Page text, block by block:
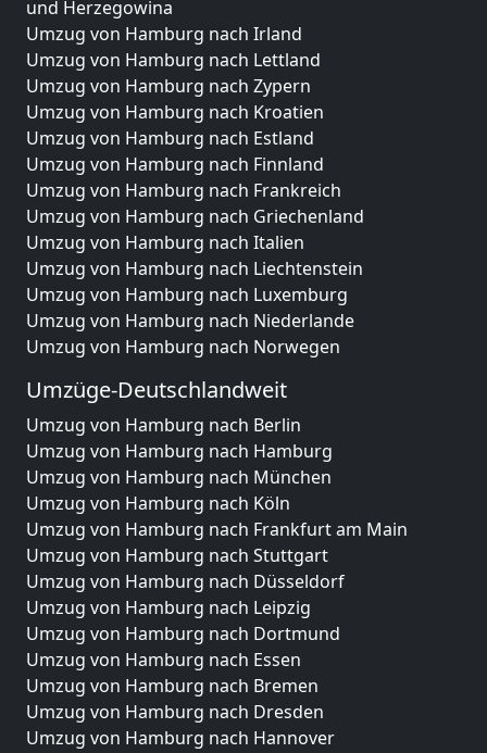
und Herzegowina
Umzug von Hamburg nach Irland
Umzug von Hamburg nach Lettland
Umzug von Hamburg nach Zypern
Umzug von Hamburg nach Kroatien
Umzug von Hamburg nach Estland
Umzug von Hamburg nach Finnland
Umzug von Hamburg nach Frankreich
Umzug von Hamburg nach Griechenland
Umzug von Hamburg nach Italien
Umzug von Hamburg nach Liechtenstein
Umzug von Hamburg nach Luxemburg
Umzug von Hamburg nach Niederlande
Umzug von Hamburg nach Norwegen
Umzüge-Deutschlandweit
Umzug von Hamburg nach Berlin
Umzug von Hamburg nach Hamburg
Umzug von Hamburg nach München
Umzug von Hamburg nach Köln
Umzug von Hamburg nach Frankfurt am Main
Umzug von Hamburg nach Stuttgart
Umzug von Hamburg nach Düsseldorf
Umzug von Hamburg nach Leipzig
Umzug von Hamburg nach Dortmund
Umzug von Hamburg nach Essen
Umzug von Hamburg nach Bremen
Umzug von Hamburg nach Dresden
Umzug von Hamburg nach Hannover